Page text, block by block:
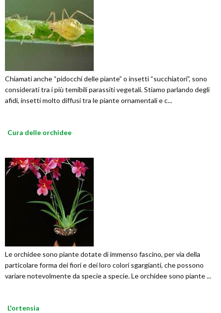
Chiamati anche “pidocchi delle piante” o insetti “succhiatori”, sono
considerati tra i più temibili parassiti vegetali. Stiamo parlando degli
afidi, insetti molto diffusi tra le piante ornamentali e c...
Cura delle orchidee
Le orchidee sono piante dotate di immenso fascino, per via della
particolare forma dei fiori e dei loro colori sgargianti, che possono
variare notevolmente da specie a specie. Le orchidee sono piante ...
L'ortensia